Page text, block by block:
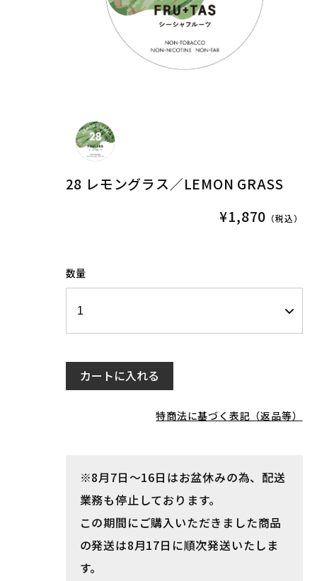
28 レモングラス／LEMON GRASS
¥1,870 （税込）
数量
カートに入れる
特商法に基づく表記（返品等）
※8月7日～16日はお盆休みの為、配送
業務も停止しております。
この期間にご購入いただきました商品
の発送は8月17日に順次発送いたしま
す。